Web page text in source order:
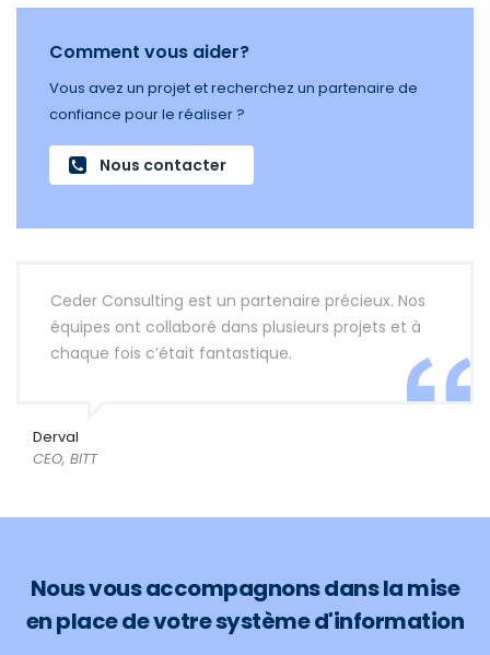
Comment vous aider?
Vous avez un projet et recherchez un partenaire de
confiance pour le réaliser ?
Nous contacter
Ceder Consulting est un partenaire précieux. Nos
équipes ont collaboré dans plusieurs projets et à
chaque fois c’était fantastique.
Derval
CEO, BITT
Nous vous accompagnons dans la mise
en place de votre système d'information